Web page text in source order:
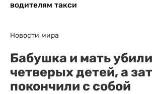
водителям такси
Новости мира
Бабушка и мать убили
четверых детей, а
покончили с собой